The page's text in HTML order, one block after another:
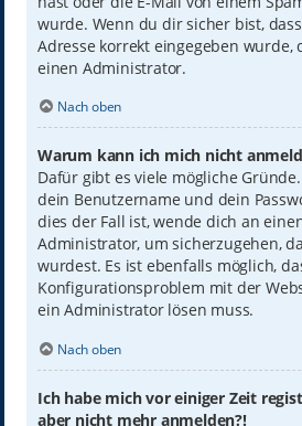
wurde. Wenn du dir sicher bist,
Adresse korrekt eingegeben wurde,
einen Administrator.
Nach oben
Warum kann ich mich nicht
Dafür gibt es viele mögliche
dein Benutzername und dein
dies der Fall ist, wende dich an
Administrator, um sicherzugehen,
wurdest. Es ist ebenfalls möglich,
Konfigurationsproblem mit der
ein Administrator lösen muss.
Nach oben
Ich habe mich vor einiger Zeit
aber nicht mehr anmelden?!